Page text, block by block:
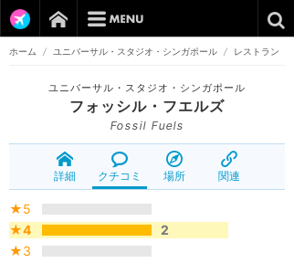
ホーム / ユニバーサル・スタジオ・シンガポール / レストラン
ユニバーサル・スタジオ・シンガポール
フォッシル・フエルズ
Fossil Fuels
詳細 クチコミ 場所 関連
★5
★4
2
★3